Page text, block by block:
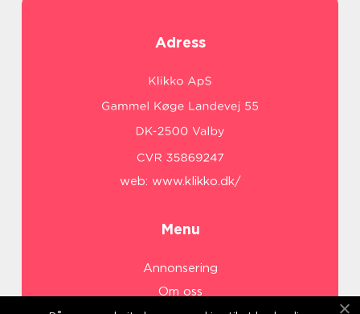
Adress
web: www.klikko.dk/
Menu
Annonsering
Om oss